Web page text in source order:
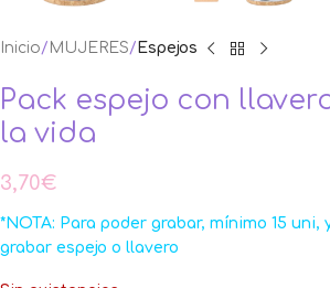
Inicio MUJERES Espejos
Pack espejo con
la vida
3,70€
*NOTA: Para poder grabar, mínimo 15
grabar espejo o llavero